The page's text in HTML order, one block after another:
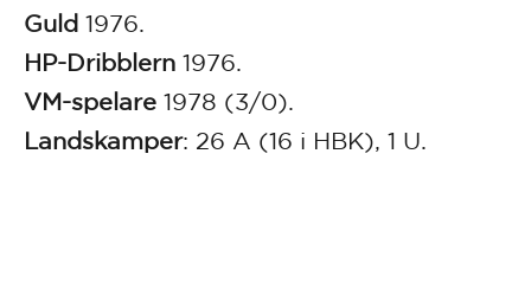
Guld 1976.
HP-Dribblern 1976.
VM-spelare 1978 (3/0).
Landskamper: 26 A (16 i HBK), 1 U.